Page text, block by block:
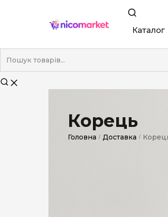
Каталог
Корець
Головна / Доставка /